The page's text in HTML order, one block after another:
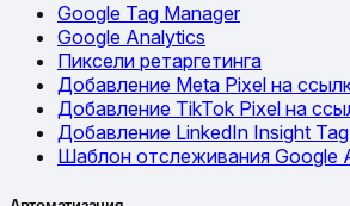
Google Tag Manager
Google Analytics
Пиксели ретаргетинга
Добавление Meta Pixel на
Добавление TikTok Pixel на
Добавление LinkedIn Insight Tag
Шаблон отслеживания Google